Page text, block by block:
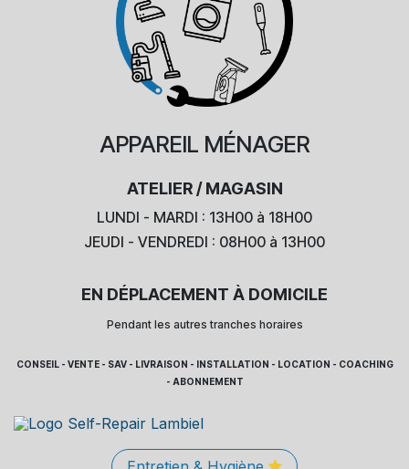
APPAREIL MÉNAGER
ATELIER / MAGASIN
LUNDI - MARDI : 13H00 à 18H00
JEUDI - VENDREDI : 08H00 à 13H00
EN DÉPLACEMENT À DOMICILE
Pendant les autres tranches horaires
CONSEIL - VENTE - SAV - LIVRAISON - INSTALLATION - LOCATION - COACHING
- ABONNEMENT